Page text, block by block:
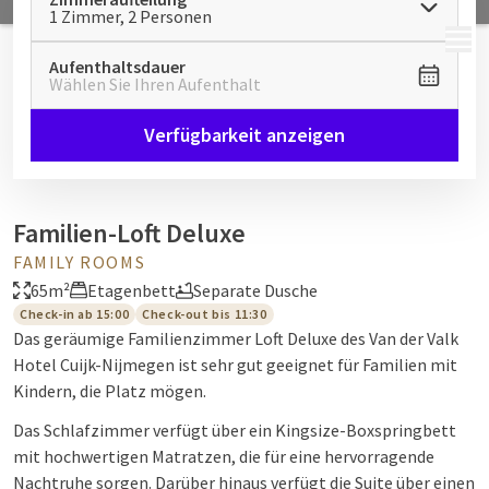
MENÜ
1 Zimmer, 2 Personen
Aufenthaltsdauer
Wählen Sie Ihren Aufenthalt
Verfügbarkeit anzeigen
Familien-Loft Deluxe
FAMILY ROOMS
65m²
Etagenbett Separate Dusche
Check-in ab 15:00 Check-out bis 11:30
Das geräumige Familienzimmer Loft Deluxe des Van der Valk
Hotel Cuijk-Nijmegen ist sehr gut geeignet für Familien mit
Kindern, die Platz mögen.
Das Schlafzimmer verfügt über ein Kingsize-Boxspringbett
mit hochwertigen Matratzen, die für eine hervorragende
Nachtruhe sorgen. Darüber hinaus verfügt die Suite über einen